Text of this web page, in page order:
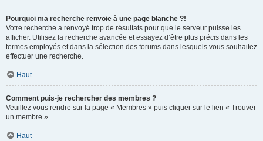
Pourquoi ma recherche renvoie à une page blanche ?!
Votre recherche a renvoyé trop de résultats pour que le serveur puisse les
afficher. Utilisez la recherche avancée et essayez d’être plus précis dans les
termes employés et dans la sélection des forums dans lesquels vous souhaitez
effectuer une recherche.
Haut
Comment puis-je rechercher des membres ?
Veuillez vous rendre sur la page « Membres » puis cliquer sur le lien « Trouver
un membre ».
Haut